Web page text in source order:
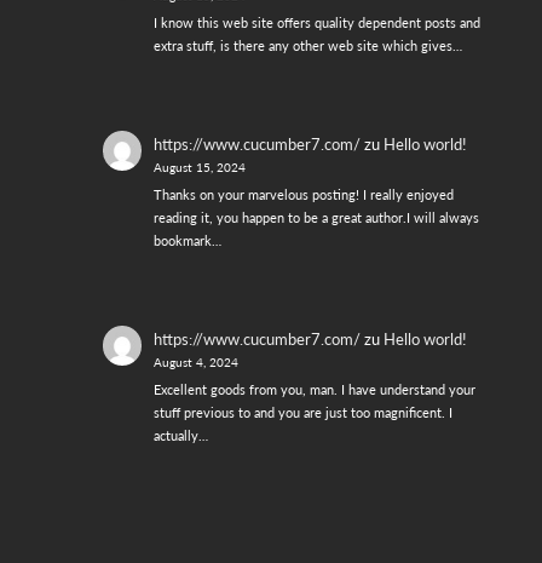
I know this web site offers quality dependent posts and
extra stuff, is there any other web site which gives…
https://www.cucumber7.com/zu Hello world!
August 15, 2024
Thanks on your marvelous posting! I really enjoyed
reading it, you happen to be a great author.I will always
bookmark…
https://www.cucumber7.com/zu Hello world!
August 4, 2024
Excellent goods from you, man. I have understand your
stuff previous to and you are just too magnificent. I
actually…